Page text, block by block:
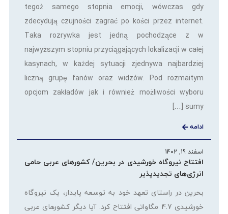
tegoż samego stopnia emocji, wówczas gdy
zdecydują czujności zagrać po kości przez internet.
Taka rozrywka jest jedną pochodzące z w
najwyższym stopniu przyciągających lokalizacji w całej
kasynach, w każdej sytuacji zjednywa najbardziej
liczną grupę fanów oraz widzów. Pod rozmaitym
opcjom zakładów jak i również możliwości wyboru
sumy […]
ادامه
اسفند 19, 1402
افتتاح نیروگاه خورشیدی در بحرین/ کشورهای عربی حامی
انرژی‌های تجدیدپذیر
بحرین در راستای تعهد خود به توسعه پایدار، یک نیروگاه
خورشیدی 4.7 مگاواتی افتتاح کرد. آیا دیگر کشورهای عربی